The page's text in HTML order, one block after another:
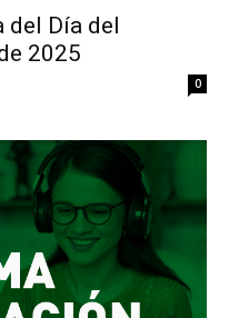
del Día del
2025
0